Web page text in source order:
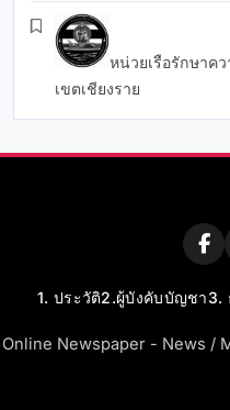
หน่วยเรือรักษาค
เขตเชียงราย
1. ประวัติ2.ผู้บังคับบัญชา3.
Online Newspaper - News /